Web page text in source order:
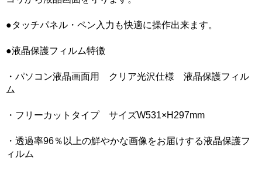
●タッチパネル・ペン入力も快適に操作出来ます。
●液晶保護フィルム特徴
・パソコン液晶画面用 クリア光沢仕様 液晶保護フィル
ム
・フリーカットタイプ サイズW531×H297mm
・透過率96％以上の鮮やかな画像をお届けする液晶保護フ
ィルム